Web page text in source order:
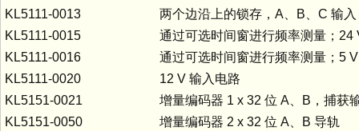
KL5111-0013
两个边沿上的锁存，A、B、C 输入
KL5111-0015
通过可选时间窗进行频率测量；24
KL5111-0016
通过可选时间窗进行频率测量；5
KL5111-0020
12 V 输入电路
KL5151-0021
增量编码器 1 x 32 位 A、B，捕获
KL5151-0050
增量编码器 2 x 32 位 A、B 导轨